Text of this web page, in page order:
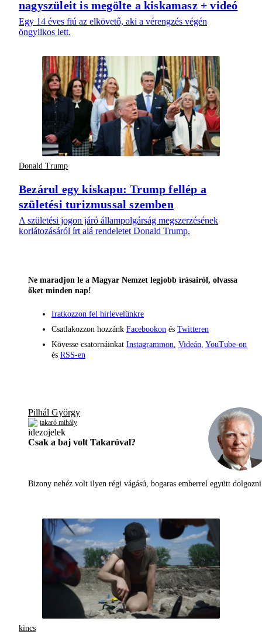
nagyszüleit is megölte a kiskamasz + videó
Egy 14 éves fiú az elkövető, aki a vérengzés végén
öngyilkos lett.
Donald Trump
Bezárul egy kiskapu: Trump fellép a
születési turizmussal szemben
A születési jogon járó állampolgárság megszerzésének
korlátozásáról írt alá rendeletet Donald Trump.
Ne maradjon le a Magyar Nemzet legjobb írásairól, olvassa
őket minden nap!
Iratkozzon fel hírlevelünkre
Csatlakozzon hozzánk Facebookon és Twitteren
Kövesse csatornáinkat Instagrammon Videán YouTube-on
és RSS-en
Pilhál György
takaró mihály
Csak a baj volt Takaróval?
Bizony nehéz volt ilyen régi vágású, bogaras emberrel együtt
kincs